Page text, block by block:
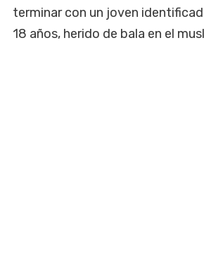
terminar con un joven
18 años, herido de bala en el